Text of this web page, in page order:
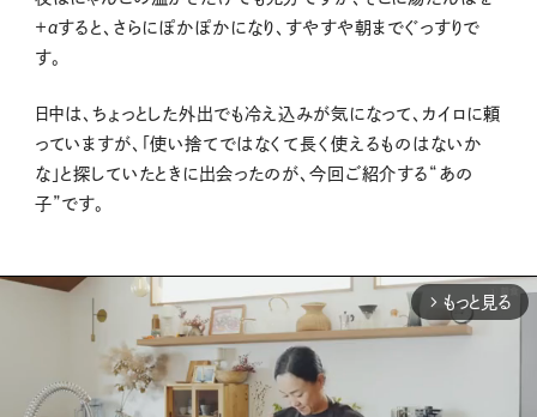
＋αすると、さらにぽかぽかになり、すやすや朝までぐっすりで
す。
日中は、ちょっとした外出でも冷え込みが気になって、カイロに頼
っていますが、
「使い捨てではなくて長く使えるものはないか
な」と探していたときに出会ったのが、 今回ご紹介する“あの
子”です。
arrow_forward_ios もっと見る